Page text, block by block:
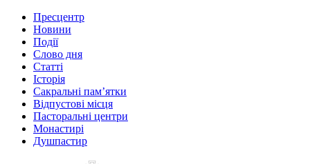
Пресцентр
Новини
Події
Слово дня
Статті
Історія
Сакральні пам’ятки
Відпустові місця
Пасторальні центри
Монастирі
Душпастир